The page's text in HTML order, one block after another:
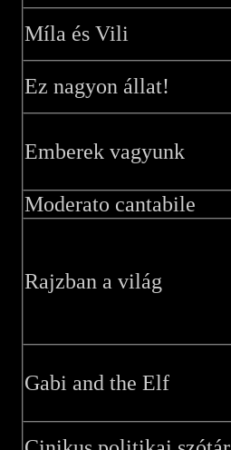
Míla és Vili
Ez nagyon állat!
Emberek vagyunk
Moderato cantabile
Rajzban a világ
Gabi and the Elf